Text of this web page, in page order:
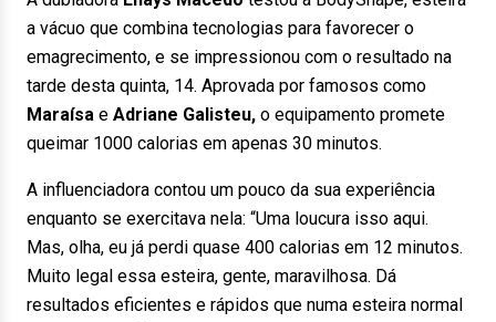
a vácuo que combina tecnologias para favorecer o
emagrecimento, e se impressionou com o resultado na
tarde desta quinta, 14. Aprovada por famosos como
Maraísa e Adriane Galisteu, o equipamento promete
queimar 1000 calorias em apenas 30 minutos.
A influenciadora contou um pouco da sua experiência
enquanto se exercitava nela: “Uma loucura isso aqui.
Mas, olha, eu já perdi quase 400 calorias em 12 minutos.
Muito legal essa esteira, gente, maravilhosa. Dá
resultados eficientes e rápidos que numa esteira normal